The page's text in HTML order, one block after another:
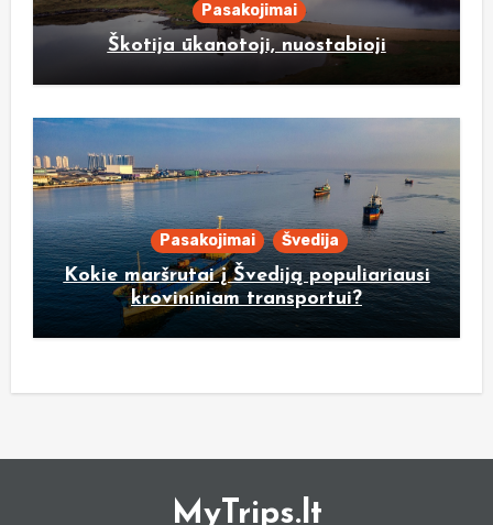
Pasakojimai
Škotija ūkanotoji, nuostabioji
Pasakojimai Švedija
Kokie maršrutai į Švediją populiariausi
krovininiam transportui?
MyTrips.lt